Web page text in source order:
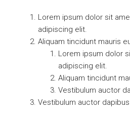
Lorem ipsum dolor sit
adipiscing elit.
Aliquam tincidunt mauris
Lorem ipsum dolor
adipiscing elit.
Aliquam tincidunt
Vestibulum auctor
Vestibulum auctor